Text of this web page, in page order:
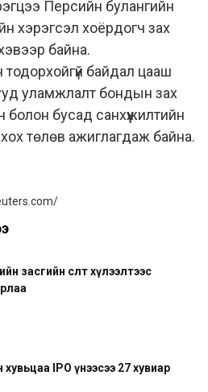
Персийн булангийн
хэрэгсэл хоёрдогч зах
байна.
байдал цааш
уламжлалт бондын зах
бусад санхүүжилтийн
төлөв ажиглагдаж байна.
засгийн өсөлт хүлээлтээс
хувьцаа IPO үнээсээ 27 хувиар